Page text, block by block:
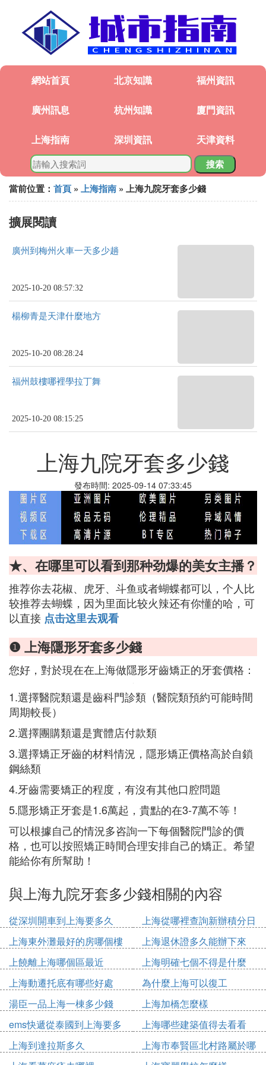
網站首頁 北京知識 福州資訊
廣州訊息 杭州知識 廈門資訊
上海指南 深圳資訊 天津資料
搜索
當前位置： 首頁 » 上海指南 » 上海九院牙套多少錢
擴展閱讀
廣州到梅州火車一天多少趟
2025-10-20 08:57:32
楊柳青是天津什麼地方
2025-10-20 08:28:24
福州鼓樓哪裡學拉丁舞
2025-10-20 08:15:25
上海九院牙套多少錢
發布時間: 2025-09-14 07:33:45
★、在哪里可以看到那种劲爆的美女主播？
推荐你去花椒、虎牙、斗鱼或者蝴蝶都可以，个人比
较推荐去蝴蝶，因为里面比较火辣还有你懂的哈，可
以直接 点击这里去观看
❶ 上海隱形牙套多少錢
您好，對於現在在上海做隱形牙齒矯正的牙套價格：
1.選擇醫院類還是齒科門診類（醫院類預約可能時間
周期較長）
2.選擇團購類還是實體店付款類
3.選擇矯正牙齒的材料情況，隱形矯正價格高於自鎖
鋼絲類
4.牙齒需要矯正的程度，有沒有其他口腔問題
5.隱形矯正牙套是1.6萬起，貴點的在3-7萬不等！
可以根據自己的情況多咨詢一下每個醫院門診的價
格，也可以按照矯正時間合理安排自己的矯正。希望
能給你有所幫助！
與上海九院牙套多少錢相關的內容
從深圳開車到上海要多久
上海從哪裡查詢新辦積分日
期
上海東外灘最好的房哪個樓
上海退休證多久能辦下來
上饒離上海哪個區最近
上海明確七個不得是什麼
上海動遷托底有哪些好處
為什麼上海可以復工
湯臣一品上海一棟多少錢
上海加橋怎麼樣
ems快遞從泰國到上海要多
久
上海哪些建築值得去看看
上海到達拉斯多久
上海市奉賢區北村路屬於哪
個鎮